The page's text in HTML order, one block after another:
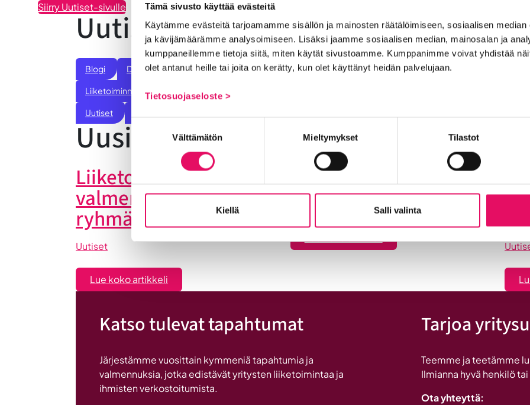
Tämä sivusto käyttää evästeitä
Käytämme evästeitä tarjoamamme sisällön ja mainosten räätälöimiseen, sosiaalisen
ja kävijämäärämme analysoimiseen. Lisäksi jaamme sosiaalisen median, mainosalan ja
kumppaneillemme tietoja siitä, miten käytät sivustoamme. Kumppanimme voivat yhdistää
olet antanut heille tai joita on kerätty, kun olet käyttänyt heidän palvelujaan.
Tietosuojaseloste >
Suostumuksen
Välttämätön Mieltymykset Tilastot
Kiellä Salli valinta
Siirry Uutiset-sivulle
Uutiskategoriat
Blogi Digitalisaatio Ekosysteemi Into työpaikkana Kansainvälistyminen
Liiketoiminnan valmennukset
Uutiset
Uusimmat uutiset
Liiketoiminta lentoon -
valmennuksessa hyödyt
ryhmän tuesta
Uutiset
Lue koko artikkeli
Liiketoiminta
-
valmennuksessa
ryhmän
tuesta
Maailma löysi Seinäjoen
Lue koko artikkeli
Maailma
Katso tulevat tapahtumat
Järjestämme vuosittain kymmeniä tapahtumia ja
valmennuksia, jotka edistävät yritysten liiketoimintaa ja
ihmisten verkostoitumista.
Tarjoa
Teemme ja teetämme
Ilmianna hyvä henkilö
Ota yhteyttä: